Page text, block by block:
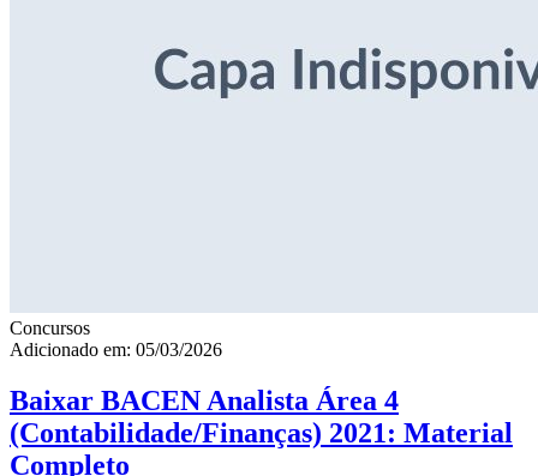
Concursos
Adicionado em: 05/03/2026
Baixar BACEN Analista Área 4
(Contabilidade/Finanças) 2021: Material
Completo